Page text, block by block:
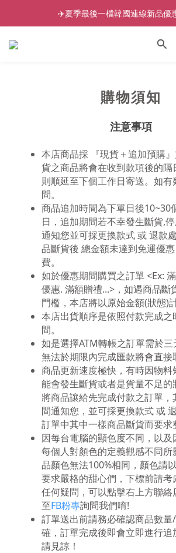
✈️夏季最後一檔韓國連線新品
購物須知
注意事項
本店商品採 『現貨＋追加預購』
貨之商品將會在收到款項後的隔
則順延至下個工作日寄送。如有
問。
商品追加時間為下單日後10~30
日 ， 追加期間若不幸發生斷貨,
通知您並可採更換款式 或 退款
品斷貨後 總金額未達到免運優
費。
如於優惠期間購買之訂單 <Ex:
優惠. 滿額贈禮...>，如遇商品斷
門檻，本店將以原始金額(狀態)
本店出貨順序是依照付款完成
間。
如是選擇ATM轉帳之訂單需於
無法於期限內完成匯款將會直接
商品更新速度極快，有時因物
能會發生斷貨或者是貨量不足
將商品讓給先完成付款之訂單
間通知您，並可採更換款式 或
訂單中其中一樣商品斷貨而要求
因每台電腦的顯色度不同，以
每個人對顏色的定義觀感不同
品顏色無法100%相同，顏色請
要求嚴格的甜心們，下標前請
任何疑問，可以點擊右上方聯絡
至FB粉專詢問我們唷!
訂單送出前請務必確認商品數
確，訂單完成後即會立即進行
請見諒！